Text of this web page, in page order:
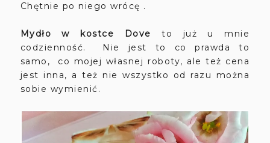
Chętnie po niego wrócę .
Mydło w kostce Dove to już u mnie
codzienność. Nie jest to co prawda to
samo, co mojej własnej roboty, ale też cena
jest inna, a też nie wszystko od razu można
sobie wymienić.